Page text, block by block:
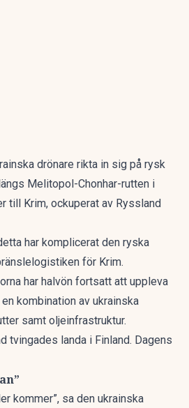
drönare rikta in sig på rysk
Melitopol-Chonhar-rutten i
till Krim, ockuperat av Ryssland
har komplicerat den ryska
för Krim.
har halvön fortsatt att uppleva
kombination av ukrainska
samt oljeinfrastruktur.
tvingades landa i Finland. Dagens
kommer”, sa den ukrainska